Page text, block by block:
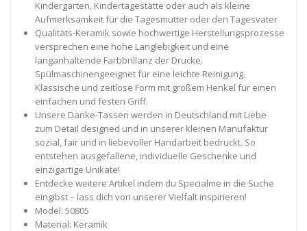
Kindergarten, Kindertagestätte oder auch als kleine
Aufmerksamkeit für die Tagesmutter oder den Tagesvater
Qualitäts-Keramik sowie hochwertige Herstellungsprozesse
versprechen eine hohe Langlebigkeit und eine
langanhaltende Farbbrillanz der Drucke.
Spülmaschinengeeignet für eine leichte Reinigung.
Klassische und zeitlose Form mit großem Henkel für einen
einfachen und festen Griff.
Unsere Danke-Tassen werden in Deutschland mit Liebe
zum Detail designed und in unserer kleinen Manufaktur
sozial, fair und in liebevoller Handarbeit bedruckt. So
entstehen ausgefallene, individuelle Geschenke und
einzigartige Unikate!
Entdecke weitere Artikel indem du Specialme in die Suche
eingibst – lass dich von unserer Vielfalt inspirieren!
Model: 50805
Material: Keramik